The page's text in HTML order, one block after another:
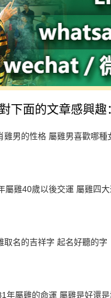
下面的文章感興趣
雞男的性格 屬雞男喜歡哪種
屬雞40歲以後交運 屬雞四
取名的吉祥字 起名好聽的字
年屬雞的命運 屬雞是好還